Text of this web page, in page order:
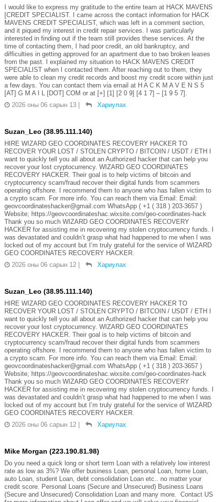
I would like to express my gratitude to the entire team at HACK MAVENS
[CREDIT SPECIALIST. I came across the contact information for HACK
MAVENS CREDIT SPECIALIST, which was left in a comment section,
and it piqued my interest in credit repair services. I was particularly
interested in finding out if the team still provides these services. At the
time of contacting them, I had poor credit, an old bankruptcy, and
difficulties in getting approved for an apartment due to two broken leases
from the past. I explained my situation to HACK MAVENS CREDIT
SPECIALIST when I contacted them. After reaching out to them, they
were able to clean my credit records and boost my credit score within just
a few days. You can contact them via email at H A C K M A V E N S 5
[AT] G M A I L [DOT] COM or at [+] [1] [2 0 9] [4 1 7] – [1 9 5 7].
2026 оны 06 сарын 13
Хариулах
Suzan_Leo (38.95.111.140)
HIRE WIZARD GEO COORDINATES RECOVERY HACKER TO
RECOVER YOUR LOST / STOLEN CRYPTO / BITCOIN / USDT / ETH I
want to quickly tell you all about an Authorized hacker that can help you
recover your lost cryptocurrency. WIZARD GEO COORDINATES
RECOVERY HACKER. Their goal is to help victims of bitcoin and
cryptocurrency scam/fraud recover their digital funds from scammers
operating offshore. I recommend them to anyone who has fallen victim to
a crypto scam. For more info. You can reach them via Email: Email:
geovcoordinateshacker@gmail.com WhatsApp ( +1 ( 318 ) 203-3657 )
Website; https://geovcoordinateshac.wixsite.com/geo-coordinates-hack
Thank you so much WIZARD GEO COORDINATES RECOVERY
HACKER for assisting me in recovering my stolen cryptocurrency funds. I
was devastated and couldn’t grasp what had happened to me when I was
locked out of my account but I’m truly grateful for the service of WIZARD
GEO COORDINATES RECOVERY HACKER.
2026 оны 06 сарын 12
Хариулах
Suzan_Leo (38.95.111.140)
HIRE WIZARD GEO COORDINATES RECOVERY HACKER TO
RECOVER YOUR LOST / STOLEN CRYPTO / BITCOIN / USDT / ETH I
want to quickly tell you all about an Authorized hacker that can help you
recover your lost cryptocurrency. WIZARD GEO COORDINATES
RECOVERY HACKER. Their goal is to help victims of bitcoin and
cryptocurrency scam/fraud recover their digital funds from scammers
operating offshore. I recommend them to anyone who has fallen victim to
a crypto scam. For more info. You can reach them via Email: Email:
geovcoordinateshacker@gmail.com WhatsApp ( +1 ( 318 ) 203-3657 )
Website; https://geovcoordinateshac.wixsite.com/geo-coordinates-hack
Thank you so much WIZARD GEO COORDINATES RECOVERY
HACKER for assisting me in recovering my stolen cryptocurrency funds. I
was devastated and couldn’t grasp what had happened to me when I was
locked out of my account but I’m truly grateful for the service of WIZARD
GEO COORDINATES RECOVERY HACKER.
2026 оны 06 сарын 12
Хариулах
Mike Morgan (223.190.81.98)
Do you need a quick long or short term Loan with a relatively low interest
rate as low as 3%? We offer business Loan, personal Loan, home Loan,
auto Loan, student Loan, debt consolidation Loan etc.. no matter your
credit score. Personal Loans (Secure and Unsecured) Business Loans
(Secure and Unsecured) Consolidation Loan and many more. Contact US